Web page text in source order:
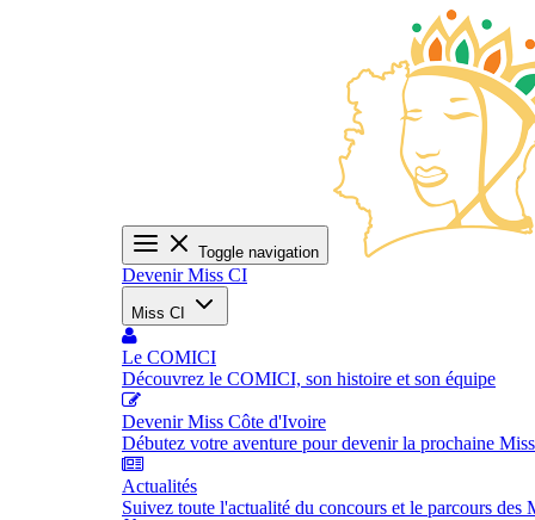
Toggle navigation
Devenir Miss CI
Miss CI
Le COMICI
Découvrez le COMICI, son histoire et son équipe
Devenir Miss Côte d'Ivoire
Débutez votre aventure pour devenir la prochaine
Actualités
Suivez toute l'actualité du concours et le parcours des